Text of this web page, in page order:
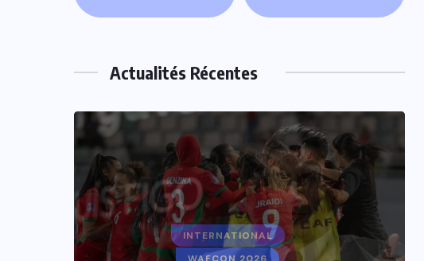
Actualités Récentes
INTERNATIONAL